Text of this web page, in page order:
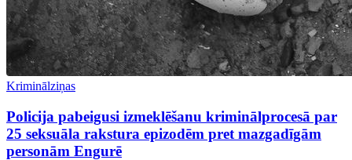
Kriminālziņas
Policija pabeigusi izmeklēšanu kriminālprocesā par
25 seksuāla rakstura epizodēm pret mazgadīgām
personām Engurē